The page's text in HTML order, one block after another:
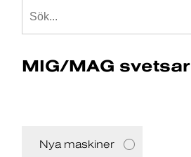
MIG/MAG svetsar
Nya maskiner